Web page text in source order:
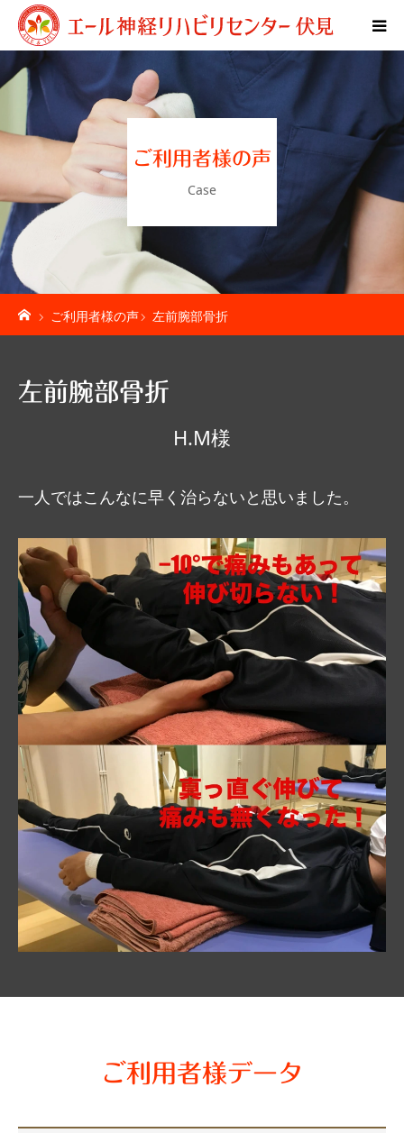
ご利用者様の声
Case
ご利用者様の声 左前腕部骨折
左前腕部骨折
H.M様
一人ではこんなに早く治らないと思いました。
ご利用者様データ
Home
特別リハビリ体験
ご利用者様の声
疾患別ページ
お問い合わせ
施設紹介
コラム